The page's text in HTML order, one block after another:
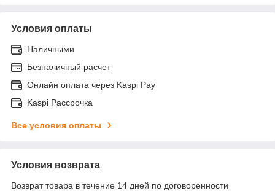
Условия оплаты
Наличными
Безналичный расчет
Онлайн оплата через Kaspi Pay
Kaspi Рассрочка
Все условия оплаты
Условия возврата
Возврат товара в течение 14 дней по договоренности